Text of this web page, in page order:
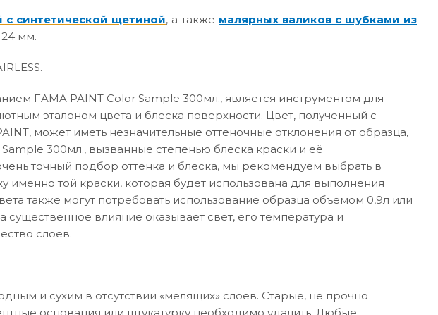
с синтетической щетиной, а также малярных валиков с шубками из
мм.
FAMA PAINT Color Sample 300мл., является инструментом для
эталоном цвета и блеска поверхности. Цвет, полученный с
может иметь незначительные оттеночные отклонения от образца,
300мл., вызванные степенью блеска краски и её
точный подбор оттенка и блеска, мы рекомендуем выбрать в
именно той краски, которая будет использована для выполнения
также могут потребовать использование образца объемом 0,9л или
существенное влияние оказывает свет, его температура и
слоев.
и сухим в отсутствии «мелящих» слоев. Старые, не прочно